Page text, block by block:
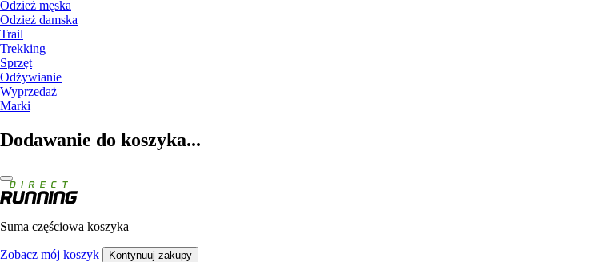
Odzież męska
Odzież damska
Trail
Trekking
Sprzęt
Odżywianie
Wyprzedaż
Marki
Dodawanie do koszyka...
Suma częściowa koszyka
Zobacz mój koszyk Kontynuuj zakupy